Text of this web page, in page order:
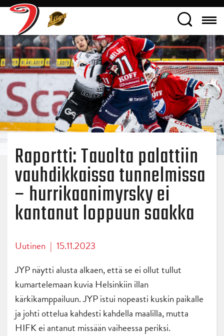
Raportti: Tauolta palattiin
vauhdikkaissa tunnelmissa
– hurrikaanimyrsky ei
kantanut loppuun saakka
Uutinen | 15.11.2023
JYP näytti alusta alkaen, että se ei ollut tullut
kumartelemaan kuvia Helsinkiin illan
kärkikamppailuun. JYP istui nopeasti kuskin paikalle
ja johti ottelua kahdesti kahdella maalilla, mutta
HIFK ei antanut missään vaiheessa periksi.